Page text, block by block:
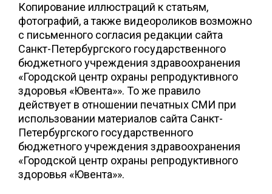
Копирование иллюстраций к статьям,
фотографий, а также видеороликов возможно
с письменного согласия редакции сайта
Санкт-Петербургского государственного
бюджетного учреждения здравоохранения
«Городской центр охраны репродуктивного
здоровья «Ювента»». То же правило
действует в отношении печатных СМИ при
использовании материалов сайта Санкт-
Петербургского государственного
бюджетного учреждения здравоохранения
«Городской центр охраны репродуктивного
здоровья «Ювента»».